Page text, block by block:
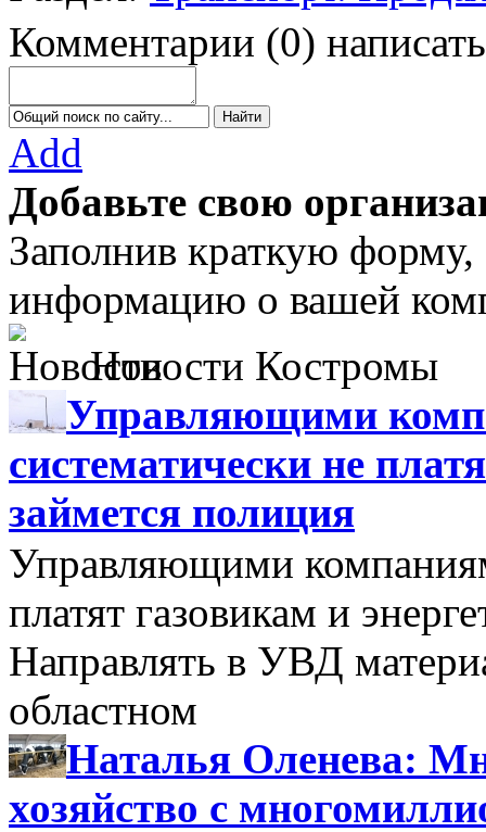
Комментарии (0) написать
Add
Добавьте свою
Заполнив краткую
информацию о вашей
Новости Костромы
Управляющими
систематически не
займется полиция
Управляющими
платят газовикам и
Направлять в УВД
областном
Наталья Оленева:
хозяйство с